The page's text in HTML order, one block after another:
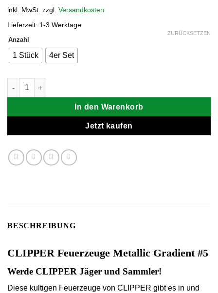
inkl. MwSt. zzgl. Versandkosten
Lieferzeit: 1-3 Werktage
Anzahl
1 Stück 4er Set
ZURÜCKSETZEN
CLIPPER Feuerzeuge Metallic Gradient #5 Menge
In den Warenkorb
Jetzt kaufen
BESCHREIBUNG
CLIPPER Feuerzeuge Metallic Gradient #5
Werde CLIPPER Jäger und Sammler!
Diese kultigen Feuerzeuge von CLIPPER gibt es in und